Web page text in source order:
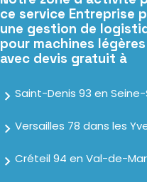
ce service Entreprise
une gestion de
pour machines légères
avec devis gratuit à
Saint-Denis 93 en
Versailles 78 dans les
Créteil 94 en Val-de-